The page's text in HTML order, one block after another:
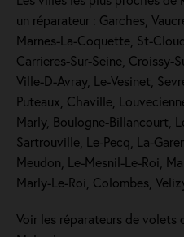
un réparateur : Garches,
Marnes-La-Coquette, St-
Carrieres-Sur-Seine, Croissy-
Ville-D-Avray, Le-Vesinet,
Puteaux, Chaville,
Marly, Boulogne-Billancourt,
Sartrouville, Le-Pecq, La-
Meudon, Le-Mesnil-Le-Roi,
Marly-Le-Roi, Colombes,
Voir les réparateurs de volets